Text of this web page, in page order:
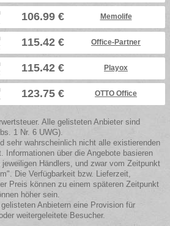
106.99 € Memolife
115.42 € Office-Partner
115.42 € Playox
123.75 € OTTO Office
Alle gelisteten Anbieter sind
1 Nr. 6 UWG).
sehr wahrscheinlich nicht alle existierenden
Informationen über die Angebote basieren
Händlers, und zwar vom Zeitpunkt
Die Verfügbarkeit bzw. Lieferzeit,
Preis können zu einem späteren Zeitpunkt
höher sein.
Anbietern eine Provision für
weitergeleitete Besucher.